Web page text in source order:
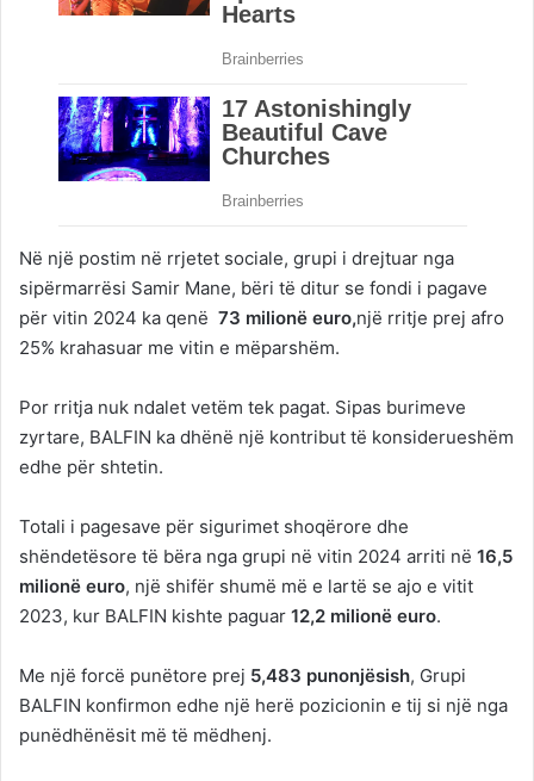
Në një postim në rrjetet sociale, grupi i drejtuar nga
sipërmarrësi Samir Mane, bëri të ditur se fondi i pagave
për vitin 2024 ka qenë 73 milionë euro,një rritje prej afro
25% krahasuar me vitin e mëparshëm.
Por rritja nuk ndalet vetëm tek pagat. Sipas burimeve
zyrtare, BALFIN ka dhënë një kontribut të konsiderueshëm
edhe për shtetin.
Totali i pagesave për sigurimet shoqërore dhe
shëndetësore të bëra nga grupi në vitin 2024 arriti në 16,5
milionë euro, një shifër shumë më e lartë se ajo e vitit
2023, kur BALFIN kishte paguar 12,2 milionë euro.
Me një forcë punëtore prej 5,483 punonjësish, Grupi
BALFIN konfirmon edhe një herë pozicionin e tij si një nga
punëdhënësit më të mëdhenj.